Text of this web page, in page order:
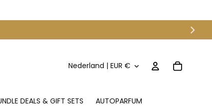
DEALS & GIFT SETS AUTOPARFUM
n
Nederland | EUR € InloggenWinkelwagen